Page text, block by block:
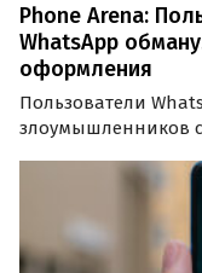
Phone Arena:
WhatsApp
оформления
Пользователи
злоумышленников
открытии которой
мобильному